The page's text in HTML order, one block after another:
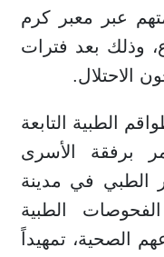
عبر معبر كرم
وذلك بعد فترات
الاحتلال.
الطبية التابعة
برفقة الأسرى
الطبي في مدينة
الطبية
الصحية، تمهيداً